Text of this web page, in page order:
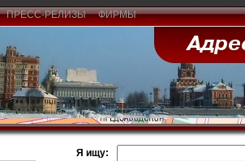
ПРЕСС-РЕЛИЗЫ ФИРМЫ
Я ищу: